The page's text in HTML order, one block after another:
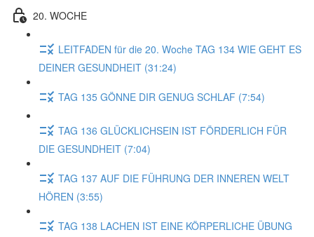
20. WOCHE
LEITFADEN für die 20. Woche TAG 134 WIE GEHT ES
DEINER GESUNDHEIT (31:24)
TAG 135 GÖNNE DIR GENUG SCHLAF (7:54)
TAG 136 GLÜCKLICHSEIN IST FÖRDERLICH FÜR
DIE GESUNDHEIT (7:04)
TAG 137 AUF DIE FÜHRUNG DER INNEREN WELT
HÖREN (3:55)
TAG 138 LACHEN IST EINE KÖRPERLICHE ÜBUNG